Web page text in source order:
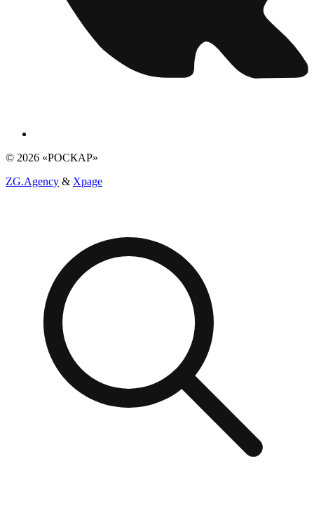
© 2026 «РОСКАР»
ZG.Agency & Xpage